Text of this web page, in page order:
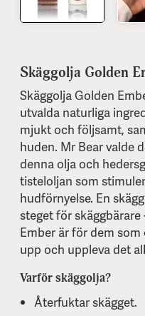
Skäggolja Golden
Skäggolja Golden
utvalda naturliga
mjukt och följsamt,
huden. Mr Bear valde
denna olja och
tisteloljan som
hudförnyelse. En
steget för skäggbärare
Ember är för dem
upp och uppleva det
Varför skäggolja?
Återfuktar skägget.